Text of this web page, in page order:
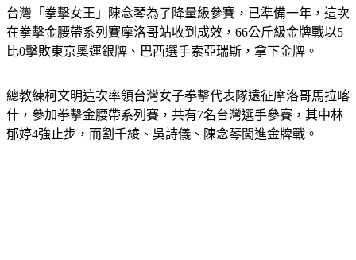
台灣「拳擊女王」陳念琴為了降量級參賽，已準備一年，這次
在拳擊金腰帶系列賽摩洛哥站收到成效，66公斤級金牌戰以5
比0擊敗東京奧運銀牌、巴西選手索亞瑞斯，拿下金牌。
總教練柯文明這次率領台灣女子拳擊代表隊遠征摩洛哥馬拉喀
什，參加拳擊金腰帶系列賽，共有7名台灣選手參賽，其中林
郁婷4強止步，而劉千綾、吳詩儀、陳念琴闖進金牌戰。